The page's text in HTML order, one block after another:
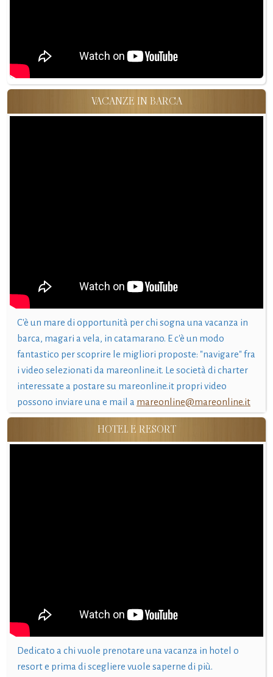
VACANZE IN BARCA
C'è un mare di opportunità per chi sogna una vacanza in
barca, magari a vela, in catamarano. E c'è un modo
fantastico per scoprire le migliori proposte: "navigare" fra
i video selezionati da mareonline.it. Le società di charter
interessate a postare su mareonline.it propri video
possono inviare una e mail a mareonline@mareonline.it
HOTEL E RESORT
Dedicato a chi vuole prenotare una vacanza in hotel o
resort e prima di scegliere vuole saperne di più.